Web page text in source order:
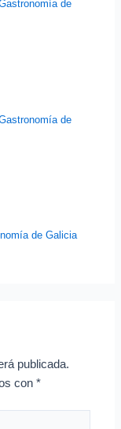
de
de
de Galicia
publicada.
con*